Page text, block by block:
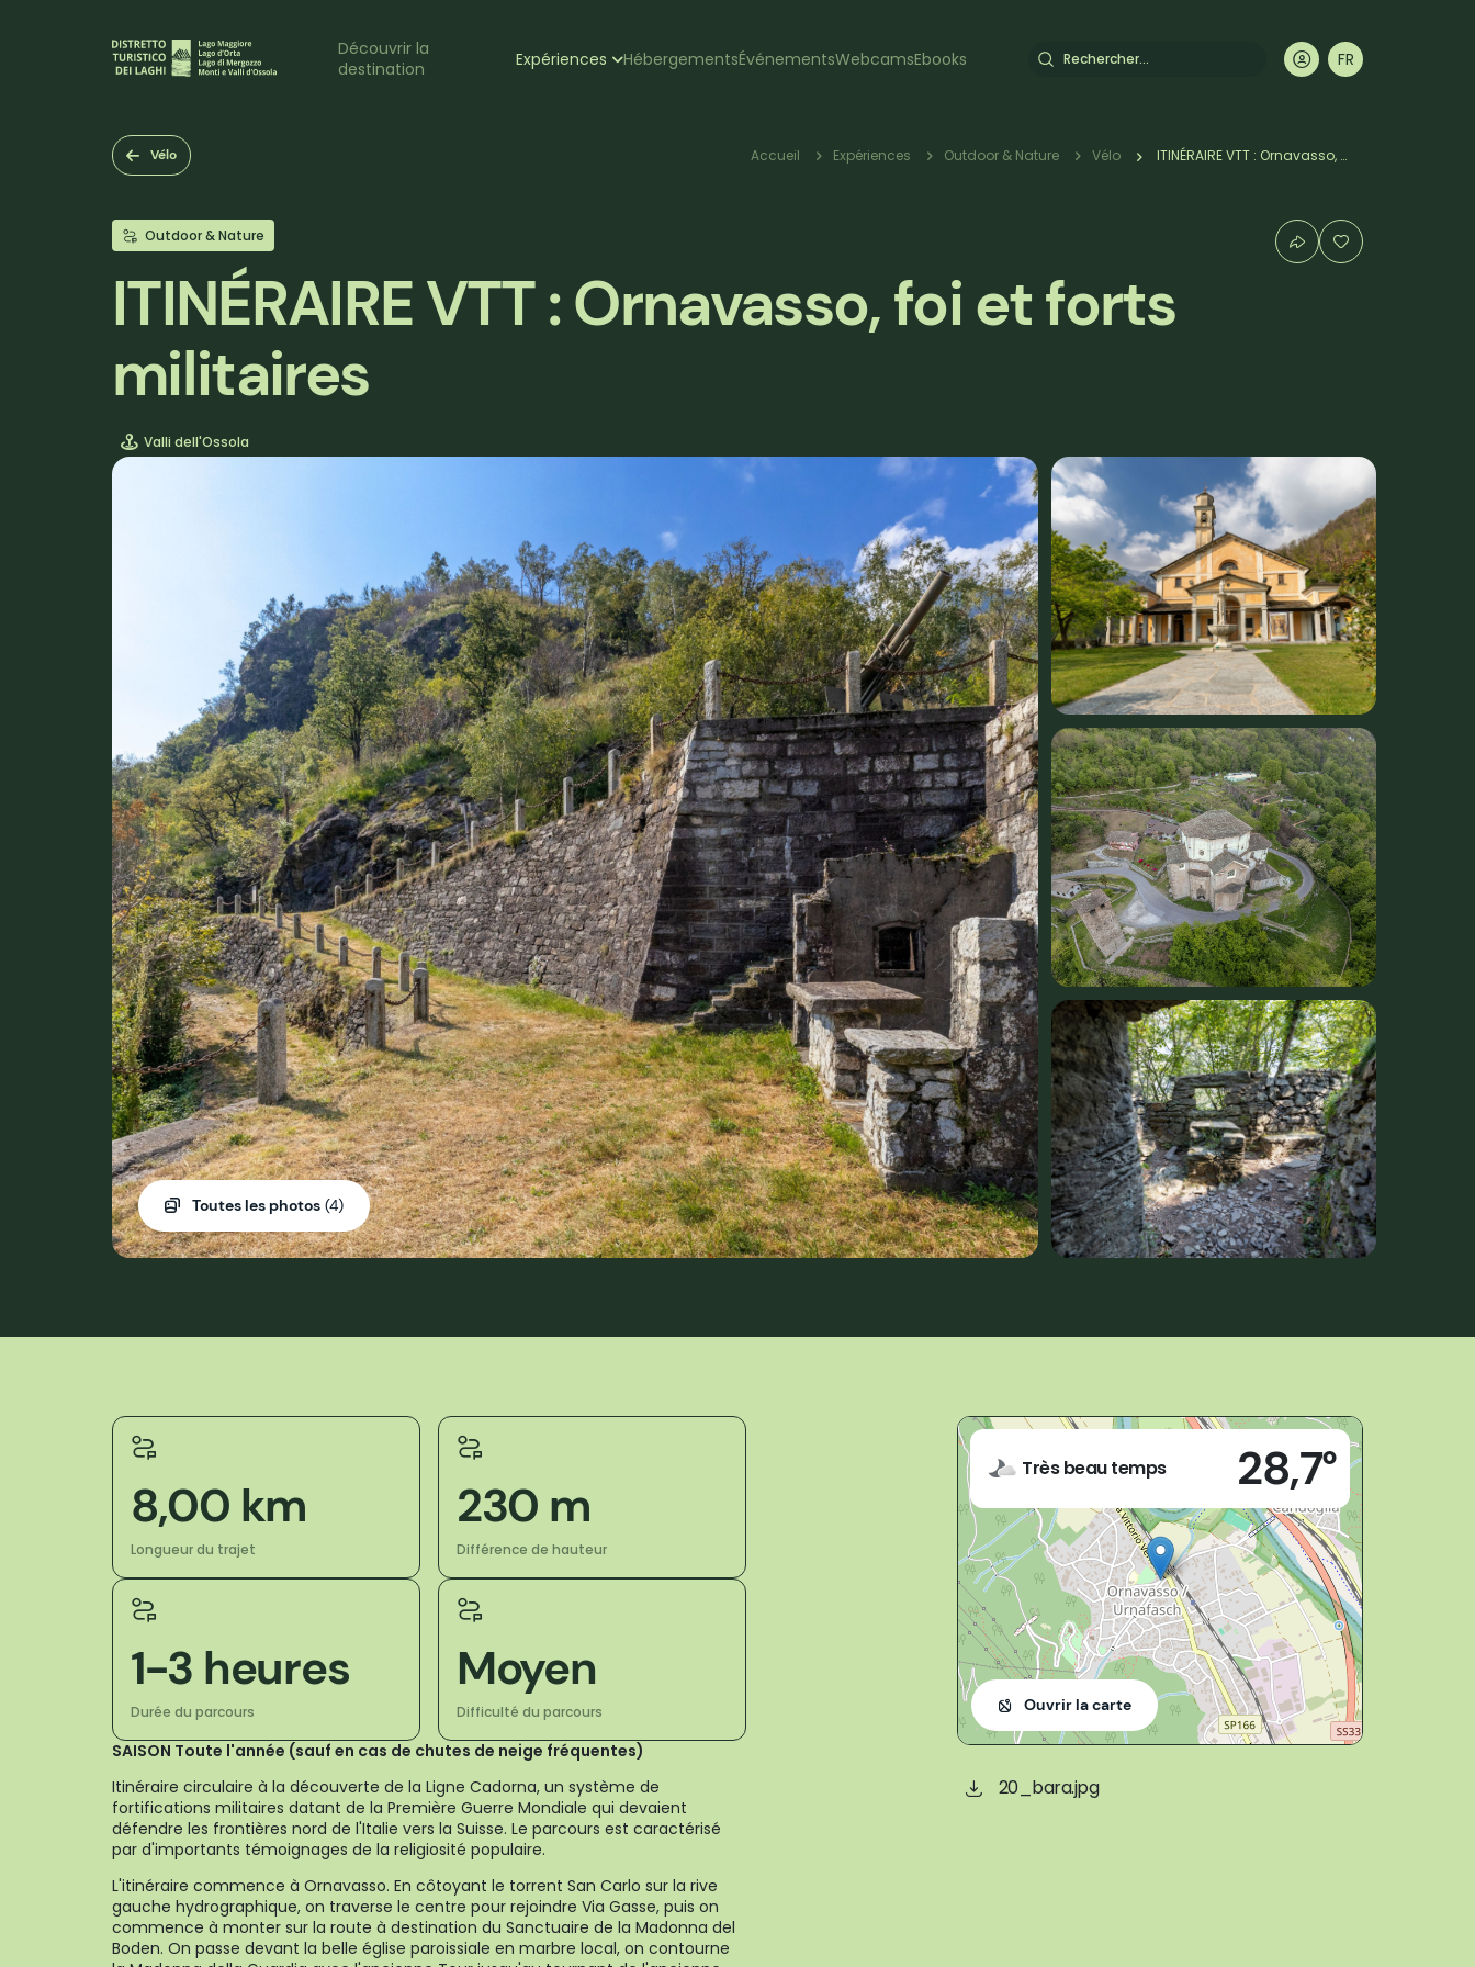
Navigazione
Découvrir la
destination
Expériences HébergementsÉvénementsWebcamsEbooks Rechercher
FR
IT
EN
DE
Vélo
Fil
Accueil Expériences Outdoor & Nature Vélo ITINÉRAIRE VTT : Ornavasso, foi et forts militaires
Outdoor & Nature
ITINÉRAIRE VTT : Ornavasso, foi et forts
militaires
Valli dell'Ossola
Toutes les photos (4)
8,00 km
Longueur du trajet
230 m
Différence de hauteur
1-3 heures
Durée du parcours
Moyen
Difficulté du parcours
SAISON Toute l'année (sauf en cas de chutes de neige fréquentes)
Itinéraire circulaire à la découverte de la Ligne Cadorna, un système de
fortifications militaires datant de la Première Guerre Mondiale qui devaient
défendre les frontières nord de l'Italie vers la Suisse. Le parcours est caractérisé
par d'importants témoignages de la religiosité populaire.
L'itinéraire commence à Ornavasso. En côtoyant le torrent San Carlo sur la rive
gauche hydrographique, on traverse le centre pour rejoindre Via Gasse, puis on
commence à monter sur la route à destination du Sanctuaire de la Madonna del
Boden. On passe devant la belle église paroissiale en marbre local, on contourne
Très beau temps 28,7°
Ouvrir la carte
20_bara.jpg